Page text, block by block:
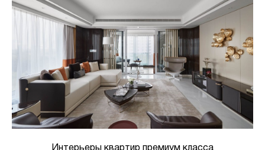
Интерьеры квартир премиум класса